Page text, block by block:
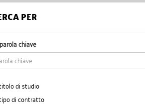
PER
chiave
di studio
di contratto